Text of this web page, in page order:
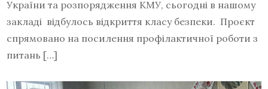
України та розпорядження КМУ, сьогодні в нашому
закладі відбулось відкриття класу безпеки. Проєкт
спрямовано на посилення профілактичної роботи з
питань […]